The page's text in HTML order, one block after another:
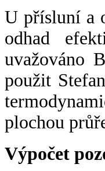
U přísluní a
odhad
uvažováno
použit
plochou
Výpočet